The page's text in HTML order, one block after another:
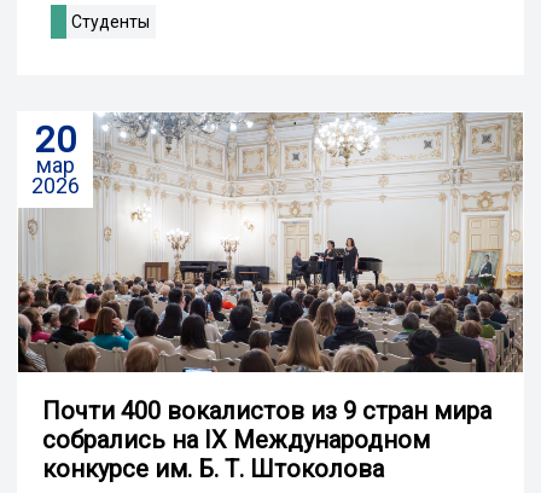
Студенты
20
мар
2026
Почти 400 вокалистов из 9 стран мира
собрались на IX Международном
конкурсе им. Б. Т. Штоколова